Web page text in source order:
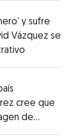
y sufre
Vázquez se
cree que
de